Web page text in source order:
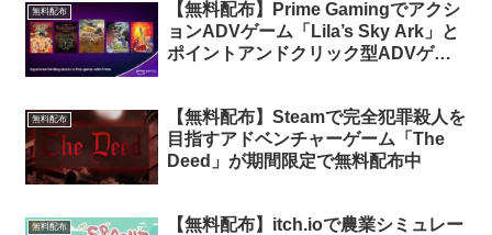
無料配布
【無料配布】Prime Gamingでアクシ
ョンADVゲーム「Lila’s Sky Ark」と
ポイントアンドクリック型ADVゲー
無料配布
【無料配布】Steamで完全犯罪殺人を
目指すアドベンチャーゲーム「The
Deed」が期間限定で無料配布中
無料配布
【無料配布】itch.ioで農業シミュレー